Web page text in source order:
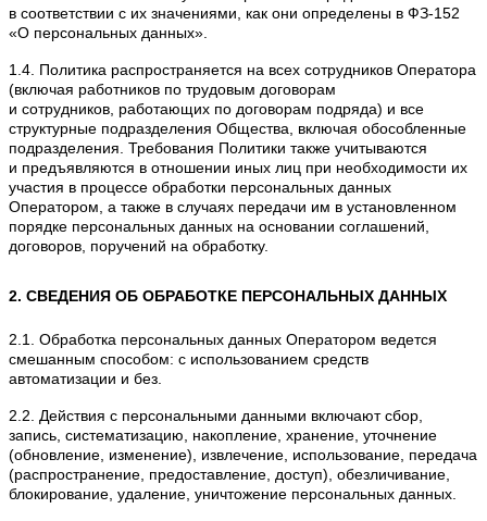
в соответствии с их значениями, как они определены в ФЗ-152
«О персональных данных».
1.4. Политика распространяется на всех сотрудников Оператора
(включая работников по трудовым договорам
и сотрудников, работающих по договорам подряда) и все
структурные подразделения Общества, включая обособленные
подразделения. Требования Политики также учитываются
и предъявляются в отношении иных лиц при необходимости их
участия в процессе обработки персональных данных
Оператором, а также в случаях передачи им в установленном
порядке персональных данных на основании соглашений,
договоров, поручений на обработку.
2. СВЕДЕНИЯ ОБ ОБРАБОТКЕ ПЕРСОНАЛЬНЫХ ДАННЫХ
2.1. Обработка персональных данных Оператором ведется
смешанным способом: с использованием средств
автоматизации и без.
2.2. Действия с персональными данными включают сбор,
запись, систематизацию, накопление, хранение, уточнение
(обновление, изменение), извлечение, использование, передача
(распространение, предоставление, доступ), обезличивание,
блокирование, удаление, уничтожение персональных данных.